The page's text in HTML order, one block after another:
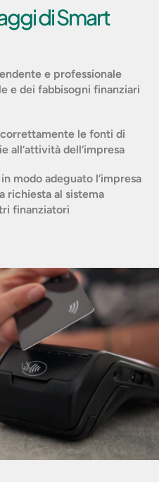
di Smart
e professionale
e dei fabbisogni finanziari
le fonti di
all’attività dell’impresa
modo adeguato l’impresa
richiesta al sistema
finanziatori